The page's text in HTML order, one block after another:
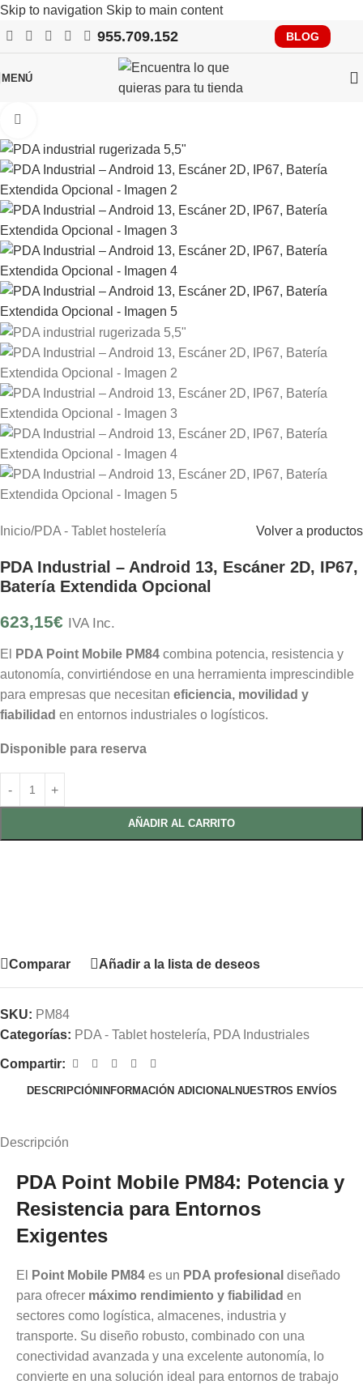
Skip to navigation Skip to main content
RECUERDA QUE PRONTO TENDRÁS QUE CUMPLIR CON
VERIFACTU, CONSÚLTANOS
955.709.152 BLOG
MENÚ
Inicio/PDA - Tablet hostelería Volver a productos
PDA Industrial – Android 13, Escáner 2D, IP67,
Batería Extendida Opcional
623,15€ IVA Inc.
El PDA Point Mobile PM84 combina potencia, resistencia y
autonomía, convirtiéndose en una herramienta imprescindible
para empresas que necesitan eficiencia, movilidad y
fiabilidad en entornos industriales o logísticos.
Disponible para reserva
AÑADIR AL CARRITO
Comparar Añadir a la lista de deseos
SKU: PM84
Categorías: PDA - Tablet hostelería, PDA Industriales
Compartir:
DESCRIPCIÓN INFORMACIÓN ADICIONALNUESTROS ENVÍOS
Descripción
PDA Point Mobile PM84: Potencia y
Resistencia para Entornos
Exigentes
El Point Mobile PM84 es un PDA profesional diseñado
para ofrecer máximo rendimiento y fiabilidad en
sectores como logística, almacenes, industria y
transporte. Su diseño robusto, combinado con una
conectividad avanzada y una excelente autonomía, lo
convierte en una solución ideal para entornos de trabajo